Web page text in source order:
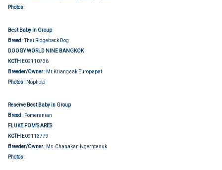
Photos:
Best Baby in Group
Breed : Thai Ridgeback Dog
DOOGY WORLD NINE BANGKOK
KCTH E09110736
Breeder/Owner: Mr.Kriangsak Europapat
Photos: Nophoto
Reserve Best Baby in Group
Breed : Pomeranian
FLUKE POM’S ARES
KCTH E09113779
Breeder/Owner: Ms.Chanakan Ngerntasuk
Photos: